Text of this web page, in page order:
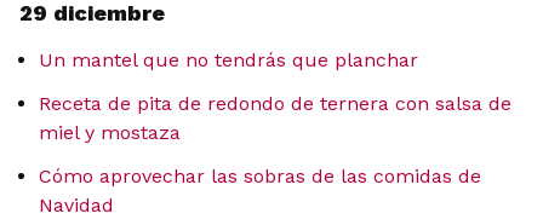
29 diciembre
Un mantel que no tendrás que planchar
Receta de pita de redondo de ternera con salsa de
miel y mostaza
Cómo aprovechar las sobras de las comidas de
Navidad